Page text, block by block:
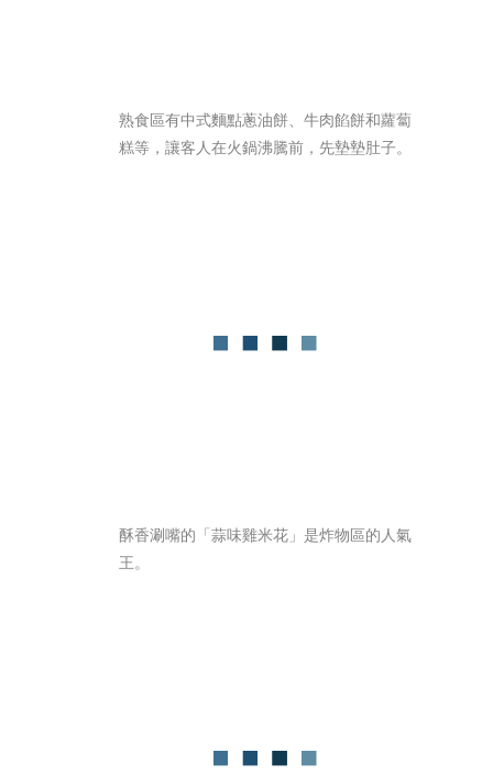
熟食區有中式麵點蔥油餅、牛肉餡餅和蘿蔔
糕等，讓客人在火鍋沸騰前，先墊墊肚子。
酥香涮嘴的「蒜味雞米花」是炸物區的人氣
王。